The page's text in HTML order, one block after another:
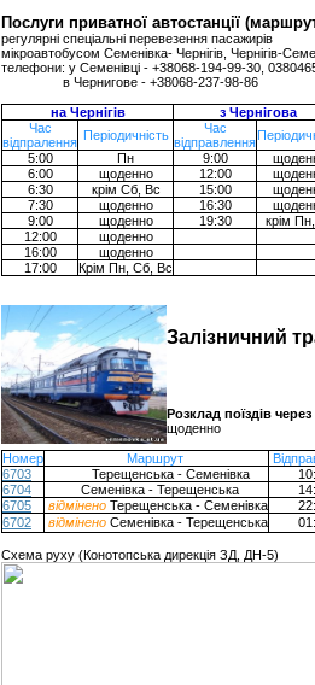
Послуги приватної автостанції
регулярні спеціальні перевезення пасажирів
мікроавтобусом Семенівка- Чернігів, Чернігів-
телефони: у Семенівці - +38068-194-99-30,
в Чернигове - +38068-237-98-86
на Чернігів
з Чернігова
Час
відпралення Періодичність
Час
відправлення
5:00
Пн 9:00
6:00
щоденно 12:00
6:30
крім Сб, Вс 15:00
7:30
щоденно 16:30
9:00
щоденно 19:30
крім
12:00
щоденно
16:00
щоденно
17:00
Крім Пн, Сб, Вс
Залізничний
Розклад поїздів
щоденно
Номер Маршрут
6703
Терещенська - Семенівка
6704
Семенівка - Терещенська
6705
відмінено Терещенська - Семенівка
6702
відмінено Семенівка - Терещенська
Схема руху (Конотопська дирекція ЗД, ДН-5)